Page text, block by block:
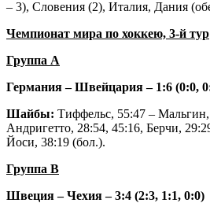
– 3), Словения (2), Италия, Дания
Чемпионат мира по хоккею, 3-й тур
Группа А
Германия – Швейцария – 1:6 (0:0,
Шайбы: Тиффельс, 55:47 –
Андригетто, 28:54, 45:16, Берчи,
Йоси, 38:19 (бол.).
Группа В
Швеция – Чехия – 3:4 (2:3, 1:1, 0:0)